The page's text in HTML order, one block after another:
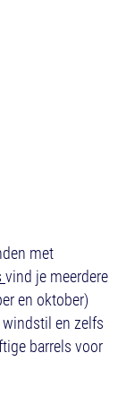
met
vind je meerdere
en oktober)
en zelfs
barrels voor